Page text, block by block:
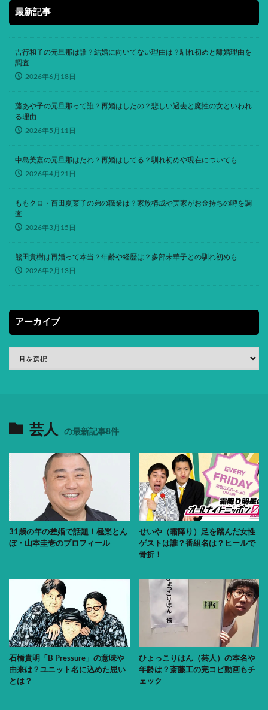
最新記事
吉行和子の元旦那は誰？結婚に向いてない理由は？馴れ初めと離婚理由を
調査
2026年6月18日
藤あや子の元旦那って誰？再婚はしたの？悲しい過去と魔性の女といわれ
る理由
2026年5月11日
中島美嘉の元旦那はだれ？再婚はしてる？馴れ初めや現在についても
2026年4月21日
ももクロ・百田夏菜子の弟の職業は？家族構成や実家がお金持ちの噂を調
査
2026年3月15日
熊田貴樹は再婚って本当？年齢や経歴は？多部未華子との馴れ初めも
2026年2月13日
アーカイブ
芸人 の最新記事8件
31歳の年の差婚で話題！極楽とん
ぼ・山本圭壱のプロフィール
せいや（霜降り）足を踏んだ女性
ゲストは誰？番組名は？ヒールで
骨折！
石橋貴明「B Pressure」の意味や
由来は？ユニット名に込めた思い
とは？
ひょっこりはん（芸人）の本名や
年齢は？斎藤工の完コピ動画もチ
ェック